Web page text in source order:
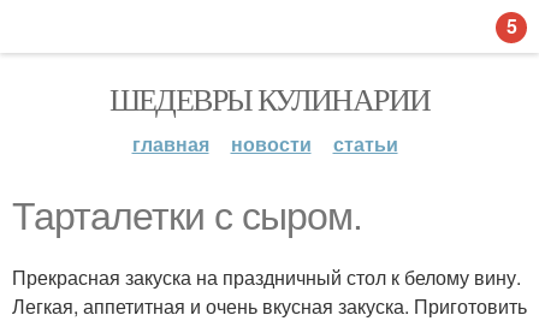
ШЕДЕВРЫ КУЛИНАРИИ
главная новости статьи
Тарталетки с сыром.
Прекрасная закуска на праздничный стол к белому вину.
Легкая, аппетитная и очень вкусная закуска. Приготовить
5